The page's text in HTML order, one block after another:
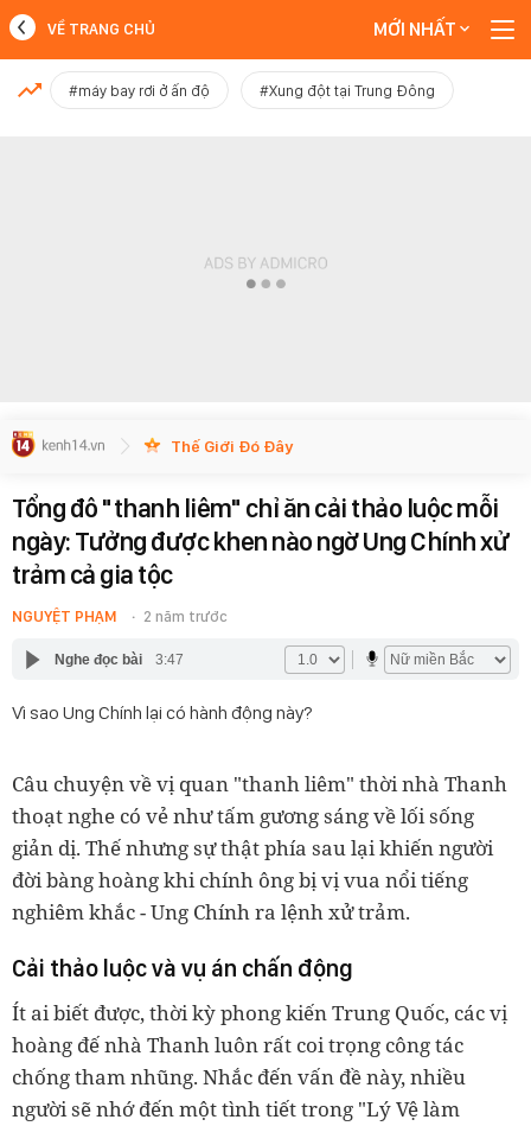
MỚI NHẤT
VỀ TRANG CHỦ MỚI NHẤT
#máy bay rơi ở ấn độ #Xung đột tại Trung Đông
Thế Giới Đó Đây
Tổng đô "thanh liêm" chỉ ăn cải thảo luộc mỗi
ngày: Tưởng được khen nào ngờ Ung Chính xử
trảm cả gia tộc
NGUYỆT PHẠM 2 năm trước
Nghe đọc bài 3:47
Vì sao Ung Chính lại có hành động này?
Câu chuyện về vị quan "thanh liêm" thời nhà Thanh
thoạt nghe có vẻ như tấm gương sáng về lối sống
giản dị. Thế nhưng sự thật phía sau lại khiến người
đời bàng hoàng khi chính ông bị vị vua nổi tiếng
nghiêm khắc - Ung Chính ra lệnh xử trảm.
Cải thảo luộc và vụ án chấn động
Ít ai biết được, thời kỳ phong kiến Trung Quốc, các vị
hoàng đế nhà Thanh luôn rất coi trọng công tác
chống tham nhũng. Nhắc đến vấn đề này, nhiều
người sẽ nhớ đến một tình tiết trong "Lý Vệ làm